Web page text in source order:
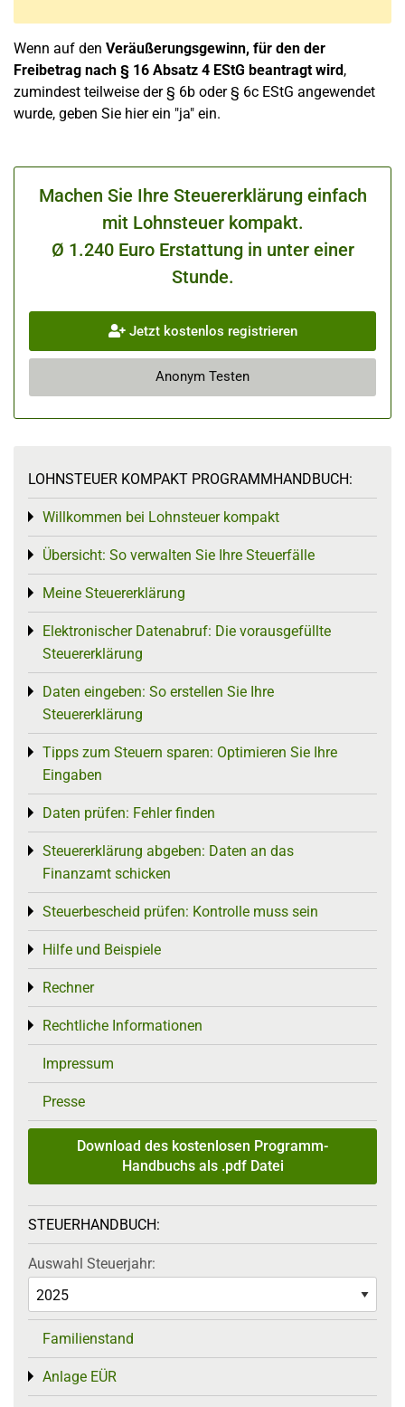
Wenn auf den Veräußerungsgewinn, für den der
Freibetrag nach § 16 Absatz 4 EStG beantragt wird,
zumindest teilweise der § 6b oder § 6c EStG angewendet
wurde, geben Sie hier ein "ja" ein.
Machen Sie Ihre Steuererklärung einfach
mit Lohnsteuer kompakt.
Ø 1.240 Euro Erstattung in unter einer
Stunde.
Jetzt kostenlos registrieren
Anonym Testen
LOHNSTEUER KOMPAKT PROGRAMMHANDBUCH:
Willkommen bei Lohnsteuer kompakt
Toggle menu
Übersicht: So verwalten Sie Ihre Steuerfälle
Toggle menu
Meine Steuererklärung
Toggle menu
Elektronischer Datenabruf: Die vorausgefüllte
Steuererklärung
Toggle menu
Daten eingeben: So erstellen Sie Ihre
Steuererklärung
Toggle menu
Tipps zum Steuern sparen: Optimieren Sie Ihre
Eingaben
Toggle menu
Daten prüfen: Fehler finden
Toggle menu
Steuererklärung abgeben: Daten an das
Finanzamt schicken
Toggle menu
Steuerbescheid prüfen: Kontrolle muss sein
Toggle menu
Hilfe und Beispiele
Toggle menu
Rechner
Toggle menu
Rechtliche Informationen
Toggle menu
Impressum
Presse
Download des kostenlosen Programm-
Handbuchs als .pdf Datei
STEUERHANDBUCH:
Auswahl Steuerjahr:
Familienstand
Anlage EÜR
Toggle menu